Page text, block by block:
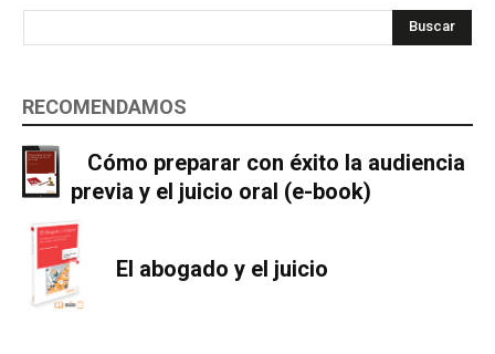
Buscar
RECOMENDAMOS
Cómo preparar con éxito la audiencia
previa y el juicio oral (e-book)
El abogado y el juicio